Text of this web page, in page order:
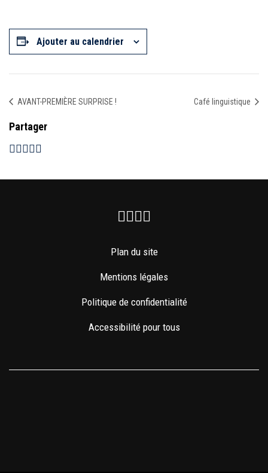
Ajouter au calendrier
AVANT-PREMIÈRE SURPRISE ! Café linguistique
Partager
Facebook
Instagram
Youtube
Plan du site
Mentions légales
Politique de confidentialité
Accessibilité pour tous